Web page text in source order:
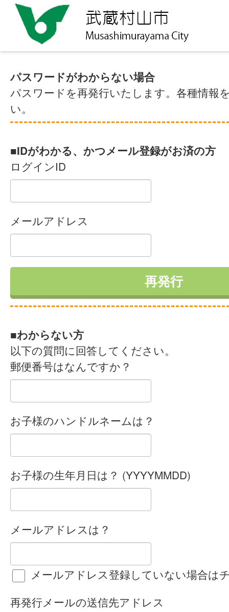
パスワードがわからない場合
パスワードを再発行いたします。各種情報
い。
■IDがわかる、かつメール登録がお済の方
ログインID
メールアドレス
■わからない方
以下の質問に回答してください。
郵便番号はなんですか？
お子様のハンドルネームは？
お子様の生年月日は？ (YYYYMMDD)
メールアドレスは？
メールアドレス登録していない場合は
再発行メールの送信先アドレス